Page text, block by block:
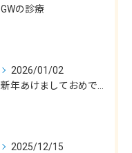
GWの診療
2026/01/02
2025/12/15